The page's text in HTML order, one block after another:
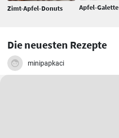
Zimt-Apfel-Donuts Apfel-Galette
Die neuesten Rezepte
minipapkaci